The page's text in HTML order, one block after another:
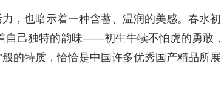
，也暗示着一种含蓄、温润的美感。春水初
自己独特的韵味——初生牛犊不怕虎的勇敢，
的特质，恰恰是中国许多优秀国产精品所展